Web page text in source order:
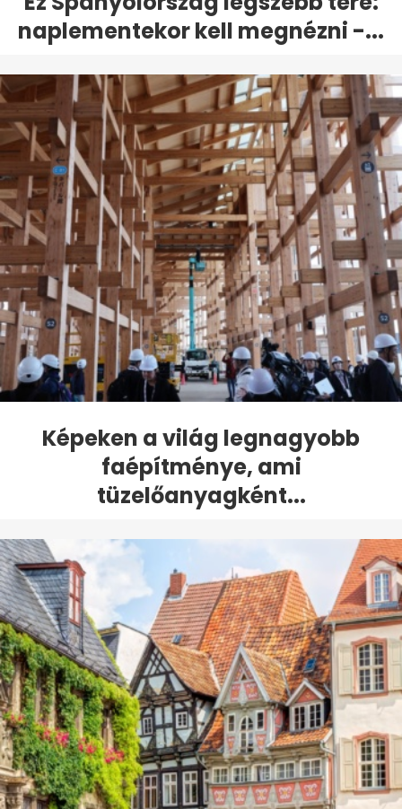
naplementekor kell megnézni -...
Képeken a világ legnagyobb
faépítménye, ami
tüzelőanyagként...